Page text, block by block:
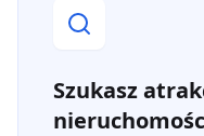
Szukasz